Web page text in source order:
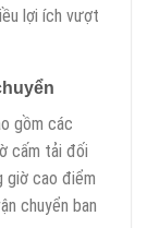
lợi ích vượt
gồm các
cấm tải đối
giờ cao điểm
chuyển ban